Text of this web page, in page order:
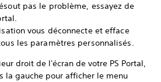
pas le problème, essayez de
vous déconnecte et efface
les paramètres personnalisés.
droit de l'écran de votre PS Portal,
la gauche pour afficher le menu